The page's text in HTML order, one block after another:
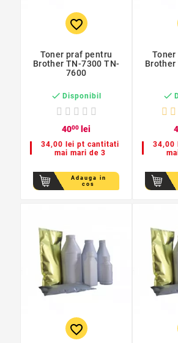
favorite_border
Toner praf pentru
Brother TN-7300 TN-
7600
 Disponibil
4000 lei
34,00 lei pt cantitati
mai mari de 3
Adauga in
cos
Brother

34,00
favorite_border